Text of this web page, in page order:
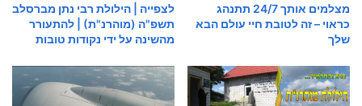
מצלמים אותך 24/7 תתנהג
כראוי – זה לטובת חיי עולם הבא
שלך
לצפייה | הילולת רבי נתן מברסלב
תשפ"ה (מוהרנ"ת) | להתעורר
מהשינה על ידי נקודות טובות